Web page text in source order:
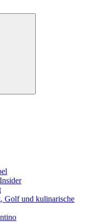
Golf und kulinarische